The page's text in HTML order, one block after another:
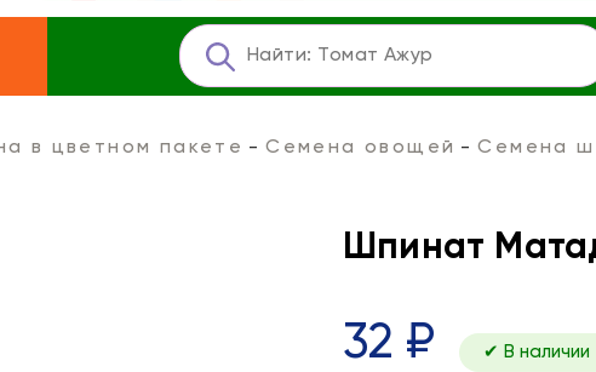
в цветном пакете Семена овощей Семена
Шпинат
32 ₽ ✔ В наличии